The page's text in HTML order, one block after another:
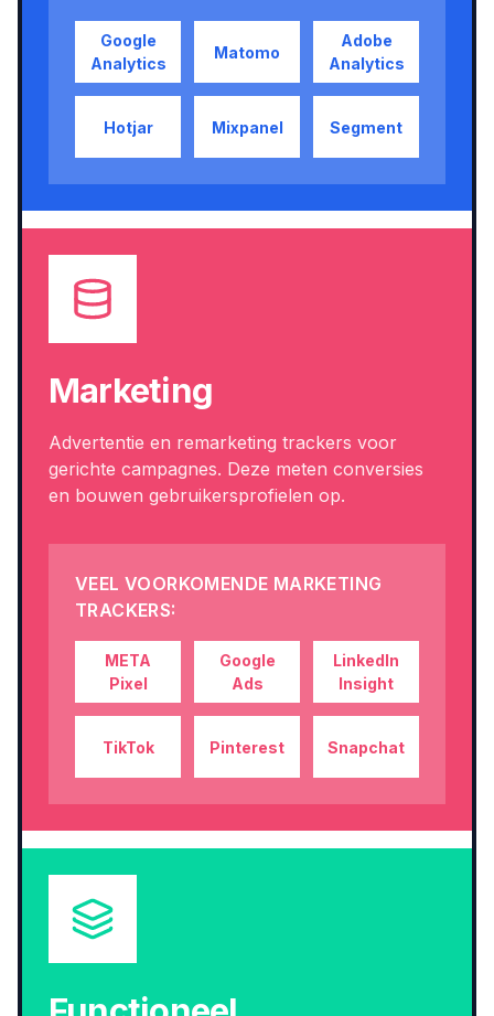
Google
Analytics
Matomo
Adobe
Analytics
Hotjar Mixpanel Segment
Marketing
Advertentie en remarketing trackers voor
gerichte campagnes. Deze meten conversies
en bouwen gebruikersprofielen op.
VEEL VOORKOMENDE MARKETING
TRACKERS:
META
Pixel
Google
Ads
LinkedIn
Insight
TikTok Pinterest Snapchat